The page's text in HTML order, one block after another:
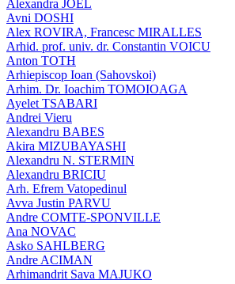
Alexandra JOEL
Avni DOSHI
Alex ROVIRA, Francesc MIRALLES
Arhid. prof. univ. dr. Constantin VOICU
Anton TOTH
Arhiepiscop Ioan (Sahovskoi)
Arhim. Dr. Ioachim TOMOIOAGA
Ayelet TSABARI
Andrei Vieru
Alexandru BABES
Akira MIZUBAYASHI
Alexandru N. STERMIN
Alexandru BRICIU
Arh. Efrem Vatopedinul
Avva Justin PARVU
Andre COMTE-SPONVILLE
Ana NOVAC
Asko SAHLBERG
Andre ACIMAN
Arhimandrit Sava MAJUKO